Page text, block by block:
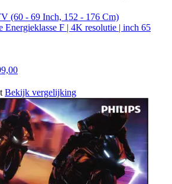
(60 - 69 Inch, 152 - 176 Cm)
Energieklasse F | 4K resolutie | inch 65
Bekijk vergelijking